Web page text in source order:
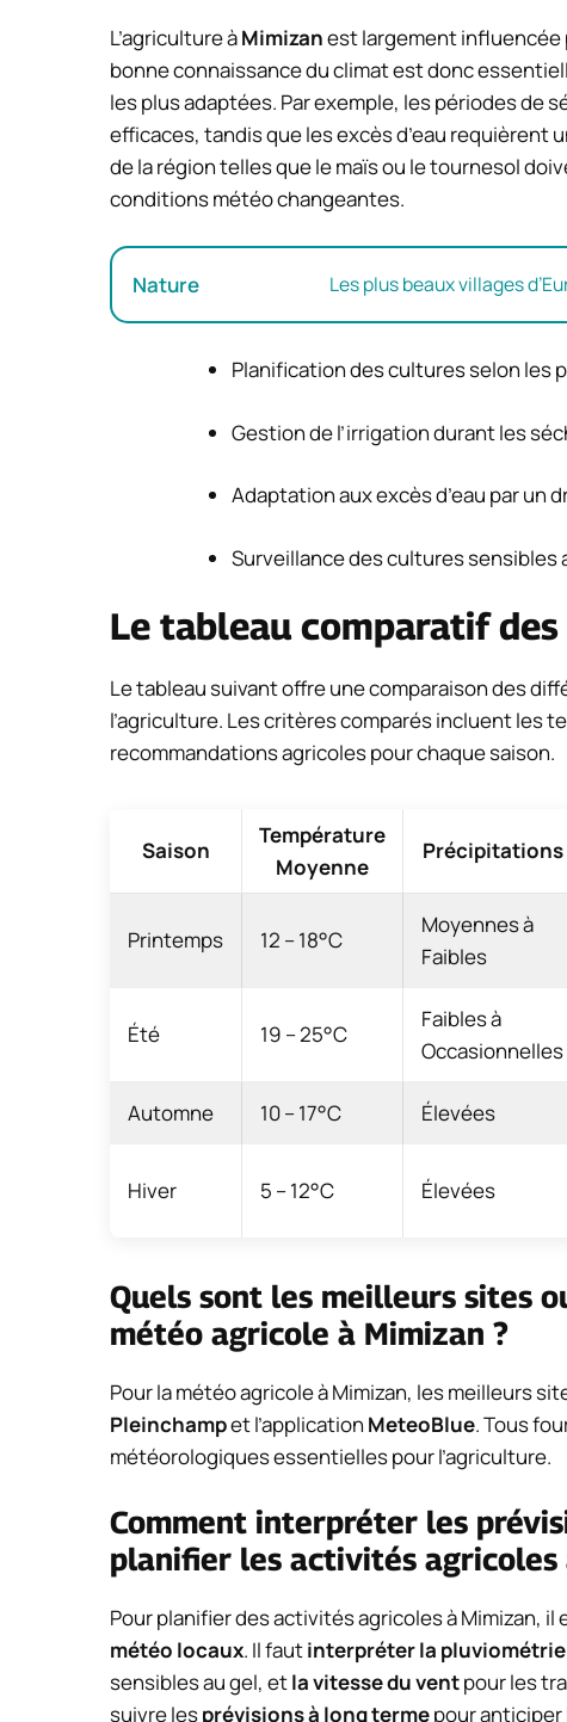
L’agriculture àMimizanest largement influencée
bonne connaissance du climat est donc
les plus adaptées. Par exemple, les périodes de
efficaces, tandis que les excès d’eau requièrent
de la région telles que le maïs ou le tournesol
conditions météo changeantes.
Nature Les plus beaux villages
Planification des cultures selon les
Gestion de l’irrigation durant les
Adaptation aux excès d’eau par un
Surveillance des cultures sensibles
Le tableau comparatif
Le tableau suivant offre une comparaison des
l’agriculture. Les critères comparés incluent les
recommandations agricoles pour chaque saison.
Saison
Température
Moyenne
Précipitations
Printemps 12 – 18°C
Moyennes à
Faibles
Été 19 – 25°C
Faibles à
Occasionnelles
Automne 10 – 17°C Élevées
Hiver 5 – 12°C Élevées
Quels sont les meilleurs sites
météo agricole à Mimizan ?
Pour la météo agricole à Mimizan, les meilleurs
Pleinchampet l’application MeteoBlue. Tous
météorologiques essentielles pour l’agriculture.
Comment interpréter les
planifier les activités agricoles
Pour planifier des activités agricoles à Mimizan, il
météo locaux. Il fautinterpréter la pluviométrie
sensibles au gel, etla vitesse du ventpour les
suivre lesprévisions à long termepour